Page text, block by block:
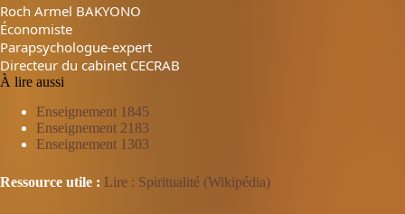
Roch Armel BAKYONO
Économiste
Parapsychologue-expert
Directeur du cabinet CECRAB
À lire aussi
Enseignement 1845
Enseignement 2183
Enseignement 1303
Ressource utile : Lire : Spiritualité (Wikipédia)